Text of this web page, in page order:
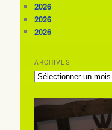
2026
2026
2026
ARCHIVES
ARCHIVES